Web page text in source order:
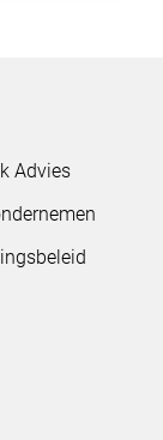
Advies